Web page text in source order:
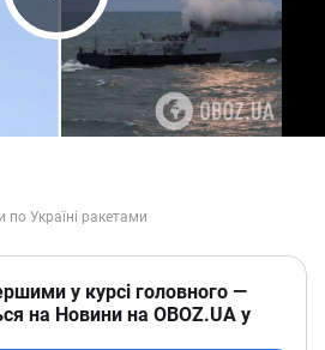
Play Video
у курсі головного —
на Новини на OBOZ.UA у